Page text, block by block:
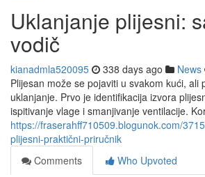
Uklanjanje plijesni:
vodič
kianadmla520095 338 days ago News
Plijesan može se pojaviti u svakom kući, ali
uklanjanje. Prvo je identifikacija izvora
ispitivanje vlage i smanjivanje ventilacije.
https://fraserahff710509.blogunok.com/
plijesni-praktični-priručnik
Comments
Who Upvoted